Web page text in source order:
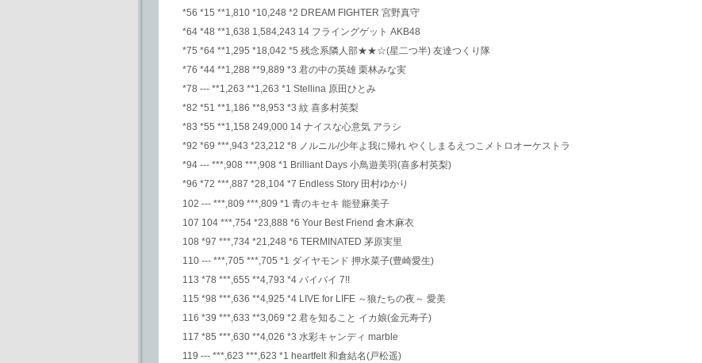
*56 *15 **1,810 *10,248 *2 DREAM FIGHTER 宮野真守
*64 *48 **1,638 1,584,243 14 フライングゲット AKB48
*75 *64 **1,295 *18,042 *5 残念系隣人部★★☆(星二つ半) 友達つくり隊
*76 *44 **1,288 **9,889 *3 君の中の英雄 栗林みな実
*78 --- **1,263 **1,263 *1 Stellina 原田ひとみ
*82 *51 **1,186 **8,953 *3 紋 喜多村英梨
*83 *55 **1,158 249,000 14 ナイスな心意気 アラシ
*92 *69 ***,943 *23,212 *8 ノルニル/少年よ我に帰れ やくしまるえつこメトロオーケストラ
*94 --- ***,908 ***,908 *1 Brilliant Days 小鳥遊美羽(喜多村英梨)
*96 *72 ***,887 *28,104 *7 Endless Story 田村ゆかり
102 --- ***,809 ***,809 *1 青のキセキ 能登麻美子
107 104 ***,754 *23,888 *6 Your Best Friend 倉木麻衣
108 *97 ***,734 *21,248 *6 TERMINATED 茅原実里
110 --- ***,705 ***,705 *1 ダイヤモンド 押水菜子(豊崎愛生)
113 *78 ***,655 **4,793 *4 バイバイ 7!!
115 *98 ***,636 **4,925 *4 LIVE for LIFE ～狼たちの夜～ 愛美
116 *39 ***,633 **3,069 *2 君を知ること イカ娘(金元寿子)
117 *85 ***,630 **4,026 *3 水彩キャンディ marble
119 --- ***,623 ***,623 *1 heartfelt 和倉結名(戸松遥)